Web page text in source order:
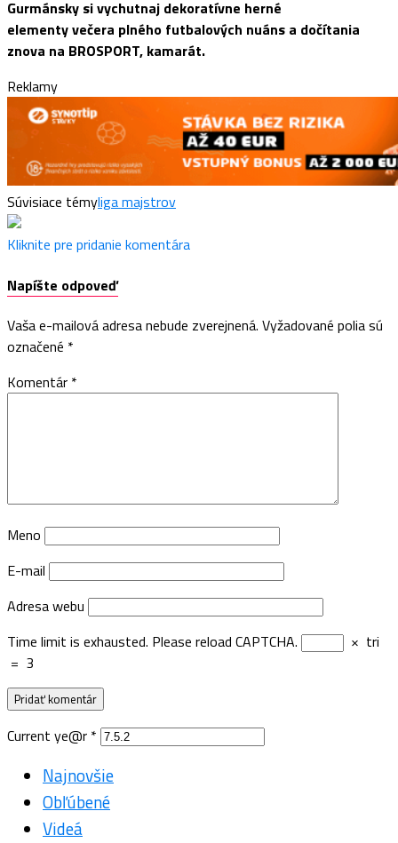
Gurmánsky si vychutnaj dekoratívne herné
elementy večera plného futbalových nuáns a dočítania
znova na BROSPORT, kamarát.
Reklamy
Súvisiace témyliga majstrov
Kliknite pre pridanie komentára
Napíšte odpoveď
Vaša e-mailová adresa nebude zverejnená. Vyžadované polia sú
označené *
Komentár *
Meno
E-mail
Adresa webu
Time limit is exhausted. Please reload CAPTCHA.
× tri
= 3
Current ye@r *
Najnovšie
Obľúbené
Videá